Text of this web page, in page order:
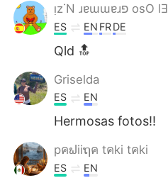
ᴉz˙N ɹɐɯɯɐɹפ osO lƎ
ES EN FRDE
Qld 🔝
Griselda
ES EN
Hermosas fotos!!
pคຟiiຖค tคki tคki
ES EN